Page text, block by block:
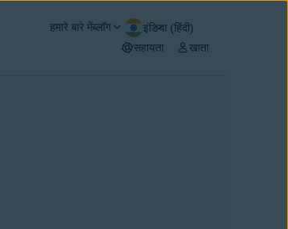
हमारे बारे मेंब्लॉग
इंडिया (हिंदी)
सहायता खाता